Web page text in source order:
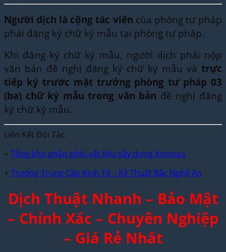
Người dịch là cộng tác viên của phòng tư pháp
phải đăng ký chữ ký mẫu tại phòng tư pháp.
Khi đăng ký chữ ký mẫu, người dịch phải nộp
văn bản đề nghị đăng ký chữ ký mẫu và trực
tiếp ký trước mặt trưởng phòng tư pháp 03
(ba) chữ ký mẫu trong văn bản đề nghị đăng
ký chữ ký mẫu.
Liên Kết Đối Tác:
+ Tổng kho phân phối vật liệu xây dựng Kosmos
+ Trường Trung Cấp Kinh Tế – Kỹ Thuật Bắc Nghệ An
Dịch Thuật Nhanh – Bảo Mật
– Chính Xác – Chuyên Nghiệp
– Giá Rẻ Nhất